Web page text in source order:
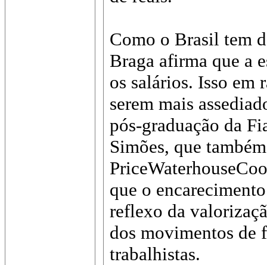
Como o Brasil tem
Braga afirma que a
os salários. Isso em
serem mais
pós-graduação da
Simões, que
que o
reflexo da
dos movimentos de
trabalhistas.